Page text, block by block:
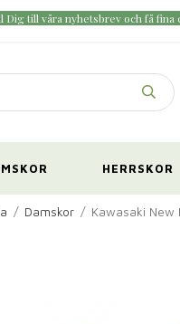
Dig till våra nyhetsbrev och få fina
HERRSKOR
/ Damskor / Kawasaki New